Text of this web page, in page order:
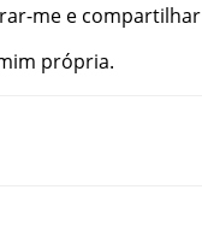
me e compartilhar
própria.